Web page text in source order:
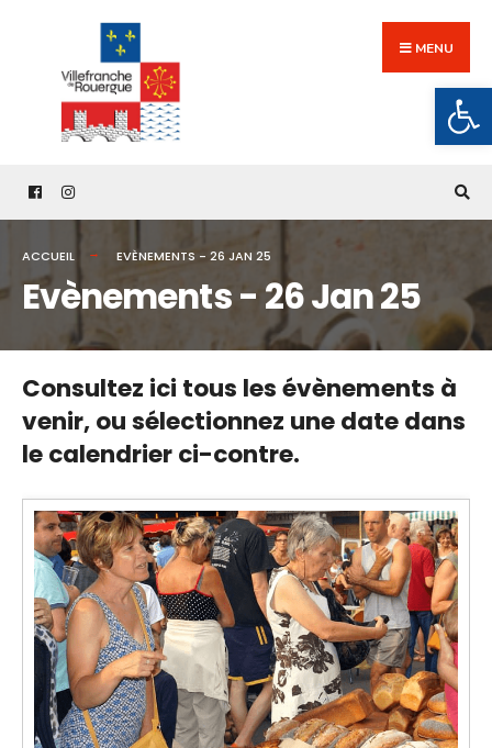
content
MENU
ACCUEIL EVÈNEMENTS - 26 JAN 25
Evènements - 26 Jan 25
Consultez ici tous les évènements à
venir,ou sélectionnez une date dans
le calendrier ci-contre.